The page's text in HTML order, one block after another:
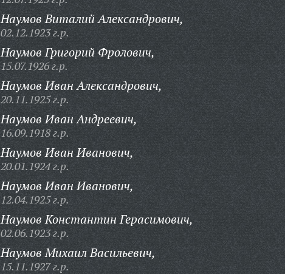
Наумов Виталий Александрович,
02.12.1923 г.р.
Наумов Григорий Фролович,
15.07.1926 г.р.
Наумов Иван Александрович,
20.11.1925 г.р.
Наумов Иван Андреевич,
16.09.1918 г.р.
Наумов Иван Иванович,
20.01.1924 г.р.
Наумов Иван Иванович,
12.04.1925 г.р.
Наумов Константин Герасимович,
02.06.1923 г.р.
Наумов Михаил Васильевич,
15.11.1927 г.р.